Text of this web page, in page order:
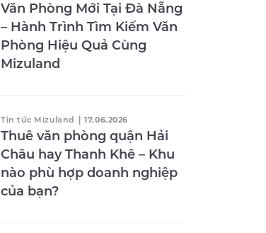
Văn Phòng Mới Tại Đà Nẵng
– Hành Trình Tìm Kiếm Văn
Phòng Hiệu Quả Cùng
Mizuland
Tin tức Mizuland | 17.06.2026
Thuê văn phòng quận Hải
Châu hay Thanh Khê – Khu
nào phù hợp doanh nghiệp
của bạn?